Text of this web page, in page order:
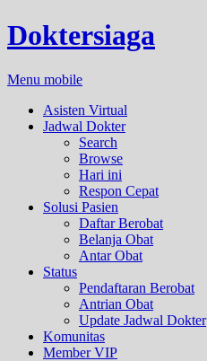
Doktersiaga
Menu mobile
Asisten Virtual
Jadwal Dokter
Search
Browse
Hari ini
Respon Cepat
Solusi Pasien
Daftar Berobat
Belanja Obat
Antar Obat
Status
Pendaftaran Berobat
Antrian Obat
Update Jadwal Dokter
Komunitas
Member VIP